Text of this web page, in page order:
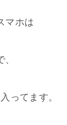
マホは
ってます。